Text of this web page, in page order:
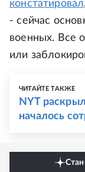
констатировал
- сейчас
военных. Все
или
ЧИТАЙТЕ ТАКЖЕ
NYT
началось